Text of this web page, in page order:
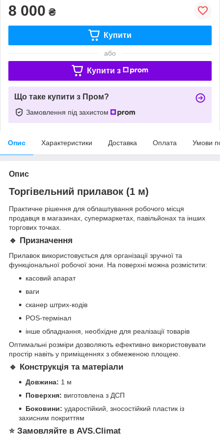
8 000 ₴
Купити
або
Купити з
Що таке купити з Пром?
Замовлення під захистом
Опис Характеристики Доставка Оплата Умови
Опис
Торгівельний прилавок (1 м)
Практичне рішення для облаштування робочого місця
продавця в магазинах, супермаркетах, павільйонах та інших
торгових точках.
🔹 Призначення
Прилавок використовується для організації зручної та
функціональної робочої зони. На поверхні можна розмістити:
касовий апарат
ваги
сканер штрих-кодів
POS-термінал
інше обладнання, необхідне для реалізації товарів
Оптимальні розміри дозволяють ефективно використовувати
простір навіть у приміщеннях з обмеженою площею.
🔹 Конструкція та матеріали
Довжина: 1 м
Поверхня: виготовлена з ДСП
Боковини: ударостійкий, зносостійкий пластик із
захисним покриттям
⭐️ Замовляйте в AVS.Climat